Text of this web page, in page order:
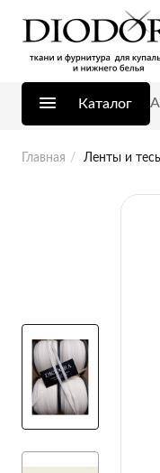
Каталог
Главная Ленты и